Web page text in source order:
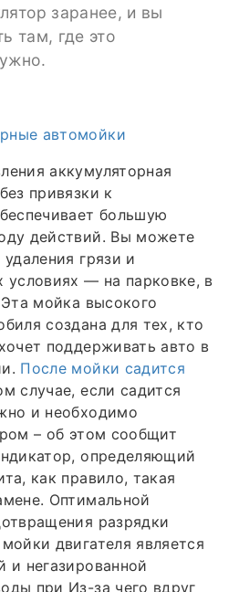
заранее, и вы
там, где это
автомойки
аккумуляторная
привязки к
большую
действий. Вы можете
грязи и
условиях — на парковке, в
мойка высокого
создана для тех, кто
поддерживать авто в
После мойки садится
случае, если садится
и необходимо
– об этом сообщит
определяющий
как правило, такая
Оптимальной
разрядки
двигателя является
и негазированной
при Из-за чего вдруг